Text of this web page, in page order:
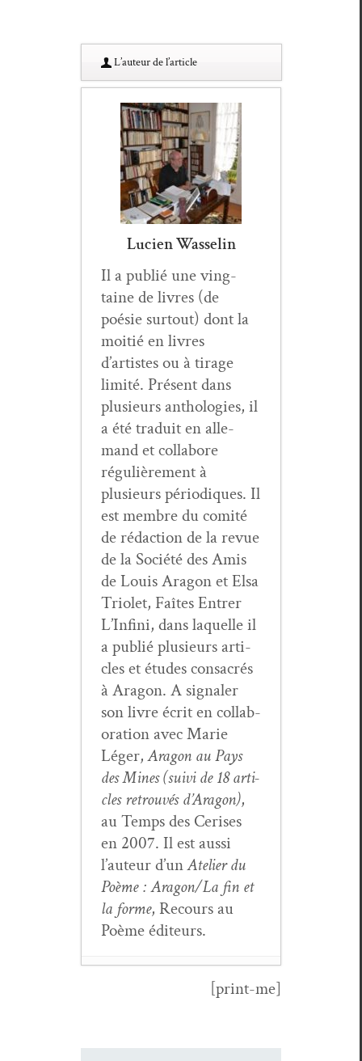
L’au­teur de l’article
Lucien Wasselin
Il a pub­lié une ving­
taine de livres (de
poésie surtout) dont la
moitié en livres
d’artistes ou à tirage
lim­ité. Présent dans
plusieurs antholo­gies, il
a été traduit en alle­
mand et col­la­bore
régulière­ment à
plusieurs péri­odiques. Il
est mem­bre du comité
de rédac­tion de la revue
de la Société des Amis
de Louis Aragon et Elsa
Tri­o­let, Faîtes Entr­er
L’In­fi­ni, dans laque­lle il
a pub­lié plusieurs arti­
cles et études con­sacrés
à Aragon. A sig­naler
son livre écrit en col­lab­
o­ra­tion avec Marie
Léger,Aragon au Pays
des Mines (suivi de 18 arti­
cles retrou­vés d’Aragon),
au Temps des Ceris­es
en 2007. Il est aus­si
l’au­teur d’unAte­lier du
Poème : Aragon/La fin et
la forme, Recours au
Poème éditeurs.
Le rôle de la doc­u­
[print-me]